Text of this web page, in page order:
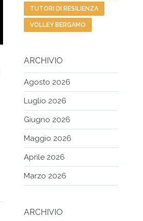
TUTORI DI RESILIENZA
VOLLEY BERGAMO
ARCHIVIO
Agosto 2026
Luglio 2026
Giugno 2026
Maggio 2026
Aprile 2026
Marzo 2026
ARCHIVIO